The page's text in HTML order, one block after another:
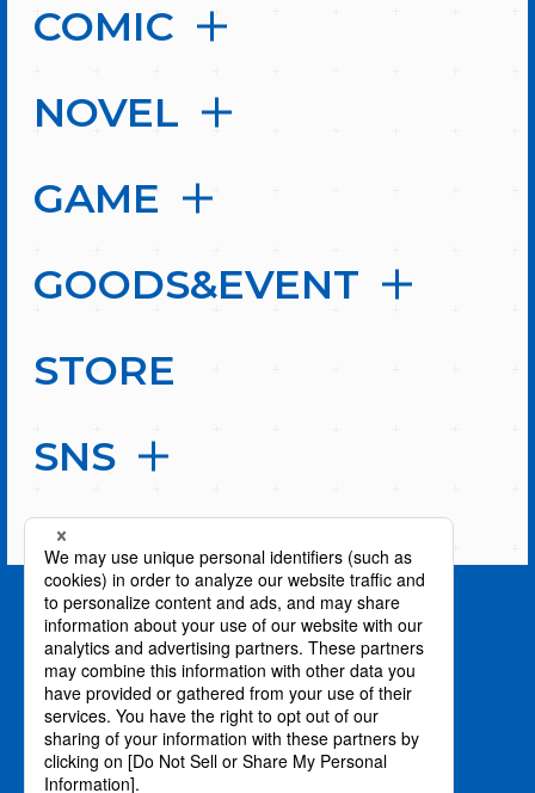
COMIC
NOVEL
GAME
GOODS&EVENT
STORE
SNS
PAGE TOP